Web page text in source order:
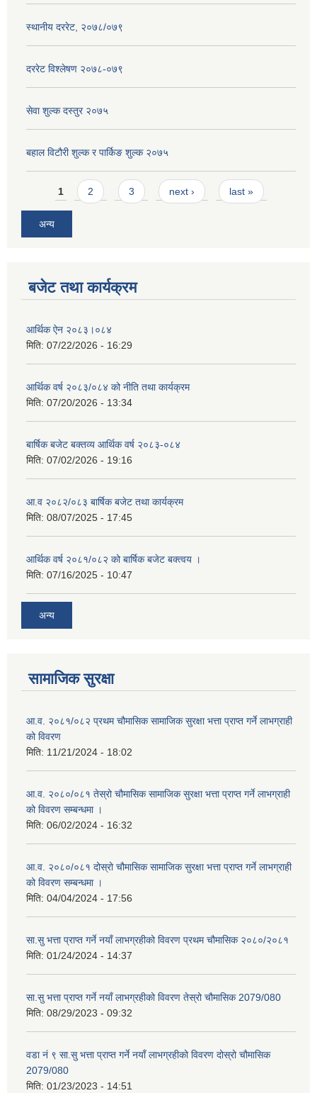
स्थानीय दररेट, २०७८/०७९
दररेट विश्लेषण २०७८-०७९
सेवा शुल्क दस्तुर २०७५
बहाल विटौरी शुल्क र पार्किङ शुल्क २०७५
Pages
1 2 3 next › last »
अन्य
बजेट तथा कार्यक्रम
आर्थिक ऐन २०८३।०८४
मिति: 07/22/2026 - 16:29
आर्थिक वर्ष २०८३/०८४ को नीति तथा कार्यक्रम
मिति: 07/20/2026 - 13:34
बार्षिक बजेट बक्तव्य आर्थिक वर्ष २०८३-०८४
मिति: 07/02/2026 - 19:16
आ.व २०८२/०८३ बार्षिक बजेट तथा कार्यक्रम
मिति: 08/07/2025 - 17:45
आर्थिक वर्ष २०८१/०८२ को बार्षिक बजेट बक्त्वय ।
मिति: 07/16/2025 - 10:47
अन्य
सामाजिक सुरक्षा
आ.व. २०८१/०८२ प्रथम चौमासिक सामाजिक सुरक्षा भत्ता प्राप्त गर्ने लाभग्राही
को विवरण
मिति: 11/21/2024 - 18:02
आ.व. २०८०/०८१ तेस्रो चौमासिक सामाजिक सुरक्षा भत्ता प्राप्त गर्ने लाभग्राही
को विवरण सम्बन्धमा ।
मिति: 06/02/2024 - 16:32
आ.व. २०८०/०८१ दोस्रो चौमासिक सामाजिक सुरक्षा भत्ता प्राप्त गर्ने लाभग्राही
को विवरण सम्बन्धमा ।
मिति: 04/04/2024 - 17:56
सा.सु भत्ता प्राप्त गर्ने नयाँ लाभग्रहीको विवरण प्रथम चौमासिक २०८०/२०८१
मिति: 01/24/2024 - 14:37
सा.सु भत्ता प्राप्त गर्ने नयाँ लाभग्रहीको विवरण तेस्रो चौमासिक 2079/080
मिति: 08/29/2023 - 09:32
वडा नं ९ सा.सु भत्ता प्राप्त गर्ने नयाँ लाभग्रहीको विवरण दोस्रो चौमासिक
2079/080
मिति: 01/23/2023 - 14:51